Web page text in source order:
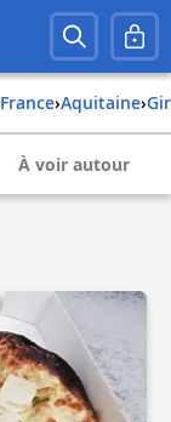
france› aquitaine›
À voir autour